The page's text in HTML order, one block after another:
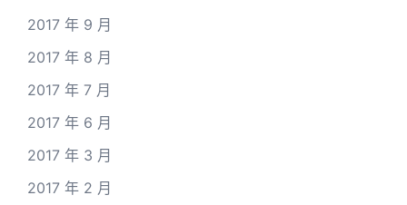
2017 年 9 月
2017 年 8 月
2017 年 7 月
2017 年 6 月
2017 年 3 月
2017 年 2 月